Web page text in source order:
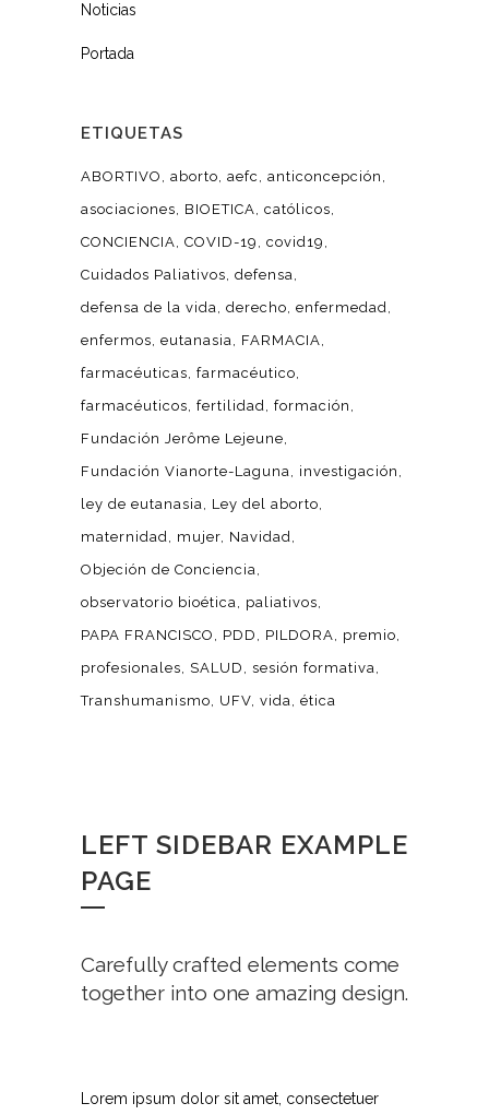
Noticias
Portada
ETIQUETAS
ABORTIVO aborto aefc
anticoncepción
asociaciones
BIOETICA católicos
CONCIENCIA COVID-19
covid19
Cuidados Paliativos defensa
defensa de la vida derecho enfermedad
enfermos eutanasia
FARMACIA
farmacéuticas farmacéutico
farmacéuticos fertilidad formación
Fundación Jerôme Lejeune
Fundación Vianorte-Laguna
investigación
ley de eutanasia
Ley del aborto
maternidad
mujer Navidad
Objeción de Conciencia
observatorio bioética
paliativos
PAPA FRANCISCO
PDD PILDORA
premio
profesionales
SALUD
sesión formativa
Transhumanismo
UFV vida ética
LEFT SIDEBAR EXAMPLE
PAGE
Carefully crafted elements come
together into one amazing design.
Lorem ipsum dolor sit amet, consectetuer